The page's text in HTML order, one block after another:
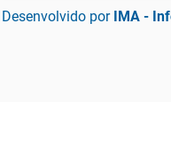
Desenvolvido por IMA -